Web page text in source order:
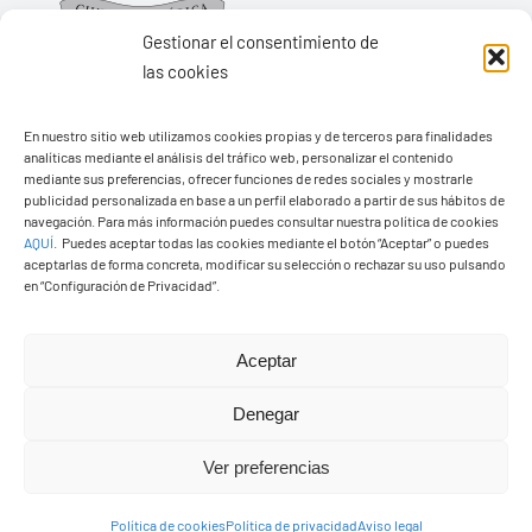
Gestionar el consentimiento de
las cookies
En nuestro sitio web utilizamos cookies propias y de terceros para finalidades
analíticas mediante el análisis del tráfico web, personalizar el contenido
mediante sus preferencias, ofrecer funciones de redes sociales y mostrarle
publicidad personalizada en base a un perfil elaborado a partir de sus hábitos de
navegación. Para más información puedes consultar nuestra política de cookies
AQUÍ
Puedes aceptar todas las cookies mediante el botón “Aceptar” o puedes
aceptarlas de forma concreta, modificar su selección o rechazar su uso pulsando
en “Configuración de Privacidad”.
Aceptar
Denegar
Ver preferencias
Política de cookiesPolítica de privacidadAviso legal
Ayuntamiento de Yaiza
Pza. de Los Remedios, 1
35570 – Yaiza
Tel:928 83 62 20
derechos reservads
Diseño web Solucionet.com